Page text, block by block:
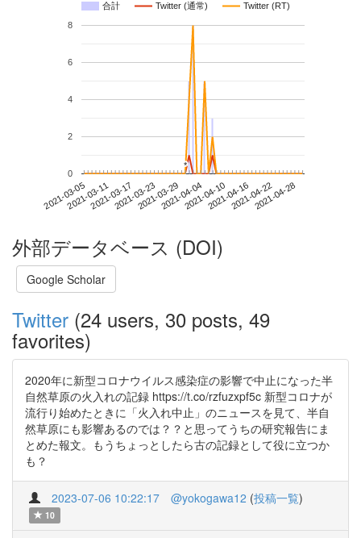
合計 Twitter (通常) Twitter (RT)
2021-03-052021-03-112021-03-172021-03-232021-03-292021-04-042021-04-102021-04-162021-04-222021-04-28
0
2
4
6
8
*
*
外部データベース (DOI)
Google Scholar
Twitter (24 users, 30 posts, 49
favorites)
2020年に新型コロナウイルス感染症の影響で中止になった半
自然草原の火入れの記録 https://t.co/rzfuzxpf5c 新型コロナが
流行り始めたときに「火入れ中止」のニュースを見て、半自
然草原にも影響あるのでは？？と思ってうちの研究報告にま
とめた報文。もうちょっとしたら古の記録として役に立つか
も？
2023-07-06 10:22:17 @yokogawa12 (投稿一覧)
10